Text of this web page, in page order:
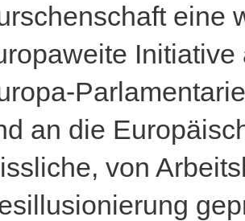
eine
an die
von